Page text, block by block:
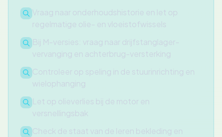
Vraag naar onderhoudshistorie en let op
regelmatige olie- en vloeistofwissels
Bij M-versies: vraag naar drijfstanglager-
vervanging en achterbrug-versterking
Controleer op speling in de stuurinrichting en
wielophanging
Let op olieverlies bij de motor en
versnellingsbak
Check de staat van de leren bekleding en